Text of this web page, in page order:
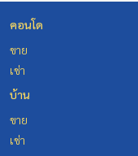
คอนโด
ขาย
เช่า
บ้าน
ขาย
เช่า